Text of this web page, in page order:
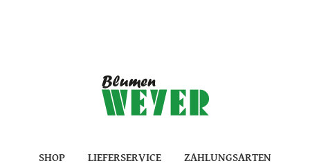
SHOP LIEFERSERVICE ZAHLUNGSARTEN